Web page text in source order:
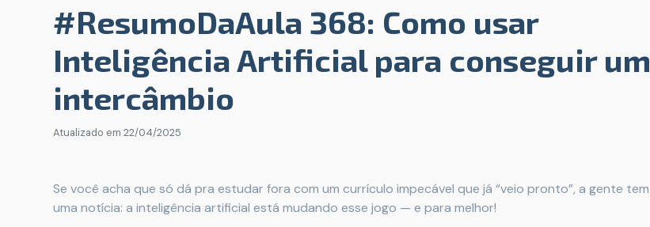
#ResumoDaAula 368: Como usar
Inteligência Artificial para conseguir um
intercâmbio
Atualizado em 22/04/2025
Se você acha que só dá pra estudar fora com um currículo impecável que já “veio pronto”, a gente tem
uma notícia: a inteligência artificial está mudando esse jogo — e para melhor!